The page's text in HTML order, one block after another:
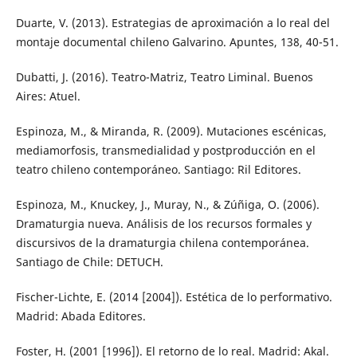
Duarte, V. (2013). Estrategias de aproximación a lo real del
montaje documental chileno Galvarino. Apuntes, 138, 40-51.
Dubatti, J. (2016). Teatro-Matriz, Teatro Liminal. Buenos
Aires: Atuel.
Espinoza, M., & Miranda, R. (2009). Mutaciones escénicas,
mediamorfosis, transmedialidad y postproducción en el
teatro chileno contemporáneo. Santiago: Ril Editores.
Espinoza, M., Knuckey, J., Muray, N., & Zúñiga, O. (2006).
Dramaturgia nueva. Análisis de los recursos formales y
discursivos de la dramaturgia chilena contemporánea.
Santiago de Chile: DETUCH.
Fischer-Lichte, E. (2014 [2004]). Estética de lo performativo.
Madrid: Abada Editores.
Foster, H. (2001 [1996]). El retorno de lo real. Madrid: Akal.